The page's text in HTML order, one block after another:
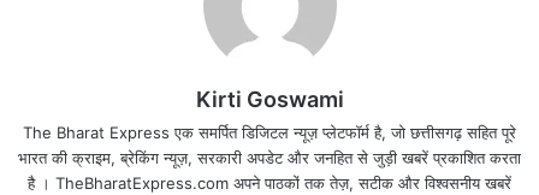
Kirti Goswami
The Bharat Express एक समर्पित डिजिटल न्यूज़ प्लेटफॉर्म है, जो छत्तीसगढ़ सहित पूरे
भारत की क्राइम, ब्रेकिंग न्यूज़, सरकारी अपडेट और जनहित से जुड़ी खबरें प्रकाशित करता
है । TheBharatExpress.com अपने पाठकों तक तेज़, सटीक और विश्वसनीय खबरें